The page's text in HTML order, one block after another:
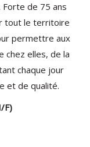
de 75 ans
tout le territoire
permettre aux
chez elles, de la
chaque jour
et de qualité.
F)